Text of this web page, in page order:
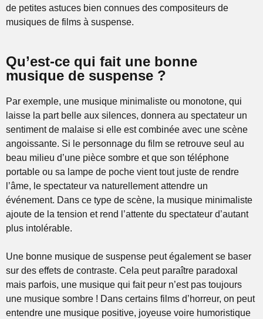
de petites astuces bien connues des compositeurs de
musiques de films à suspense.
Qu’est-ce qui fait une bonne
musique de suspense ?
Par exemple, une musique minimaliste ou monotone, qui
laisse la part belle aux silences, donnera au spectateur un
sentiment de malaise si elle est combinée avec une scène
angoissante. Si le personnage du film se retrouve seul au
beau milieu d’une pièce sombre et que son téléphone
portable ou sa lampe de poche vient tout juste de rendre
l’âme, le spectateur va naturellement attendre un
événement. Dans ce type de scène, la musique minimaliste
ajoute de la tension et rend l’attente du spectateur d’autant
plus intolérable.
Une bonne musique de suspense peut également se baser
sur des effets de contraste. Cela peut paraître paradoxal
mais parfois, une musique qui fait peur n’est pas toujours
une musique sombre ! Dans certains films d’horreur, on peut
entendre une musique positive, joyeuse voire humoristique